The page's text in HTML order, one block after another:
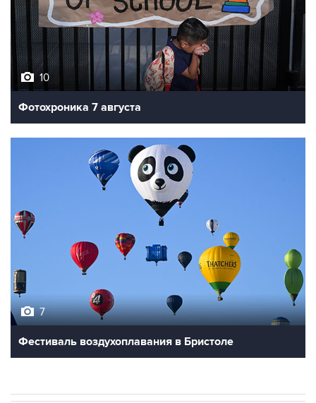
10
Фотохроника 7 августа
Фестиваль воздухоплавания в Бристоле